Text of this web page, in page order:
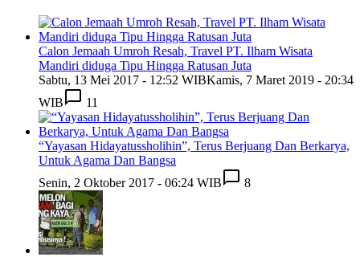
Calon Jemaah Umroh Resah, Travel PT. Ilham Wisata
Mandiri diduga Tipu Hingga Ratusan Juta
Sabtu, 13 Mei 2017 - 12:52 WIBKamis, 7 Maret 2019 - 20:34
WIB
11
“Yayasan Hidayatussholihin”, Terus Berjuang Dan Berkarya,
Untuk Agama Dan Bangsa
Senin, 2 Oktober 2017 - 06:24 WIB
8